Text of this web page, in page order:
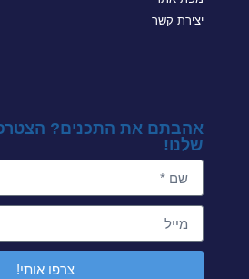
יצירת קשר
אהבתם את התכנים?
שלנו!
צרפו אותי!